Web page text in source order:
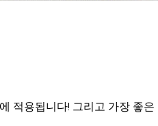
적용됩니다! 그리고 가장 좋